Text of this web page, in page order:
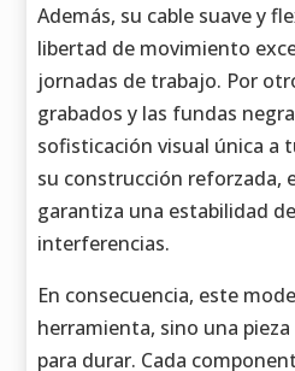
Además, su cable suave y
libertad de movimiento
jornadas de trabajo. Por
grabados y las fundas
sofisticación visual única a
su construcción reforzada,
garantiza una estabilidad
interferencias.
En consecuencia, este
herramienta, sino una
para durar. Cada